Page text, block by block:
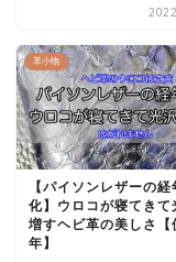
革小物
【パイソンレザーの経
化】ウロコが寝てきて
増すヘビ革の美しさ【
年】